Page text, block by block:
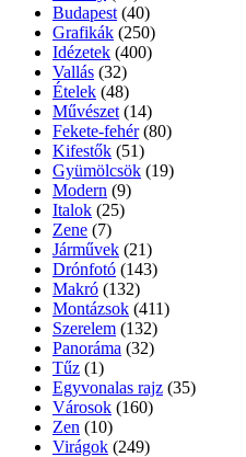
Budapest (40)
Grafikák (250)
Idézetek (400)
Vallás (32)
Ételek (48)
Művészet (14)
Fekete-fehér (80)
Kifestők (51)
Gyümölcsök (19)
Modern (9)
Italok (25)
Zene (7)
Járművek (21)
Drónfotó (143)
Makró (132)
Montázsok (411)
Szerelem (132)
Panoráma (32)
Tűz (1)
Egyvonalas rajz (35)
Városok (160)
Zen (10)
Virágok (249)